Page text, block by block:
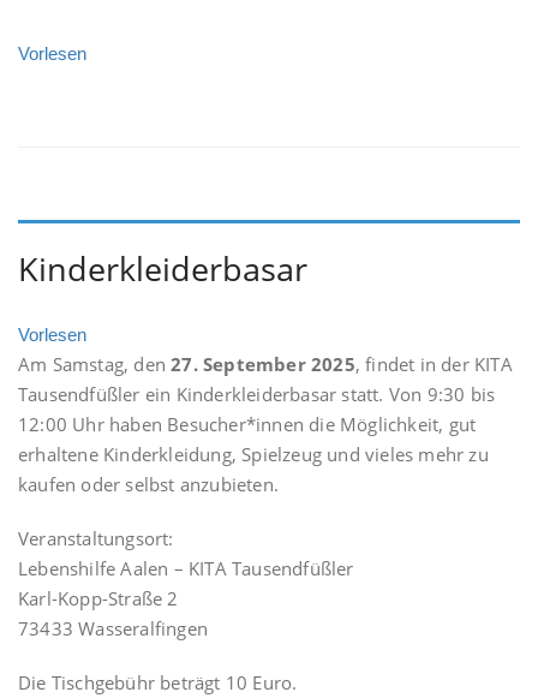
Vorlesen
Kinderkleiderbasar
Vorlesen
Am Samstag, den27. September 2025, findet in der KITA
Tausendfüßler ein Kinderkleiderbasar statt. Von 9:30 bis
12:00 Uhr haben Besucher*innen die Möglichkeit, gut
erhaltene Kinderkleidung, Spielzeug und vieles mehr zu
kaufen oder selbst anzubieten.
Veranstaltungsort:
Lebenshilfe Aalen – KITA Tausendfüßler
Karl-Kopp-Straße 2
73433 Wasseralfingen
Die Tischgebühr beträgt 10 Euro.